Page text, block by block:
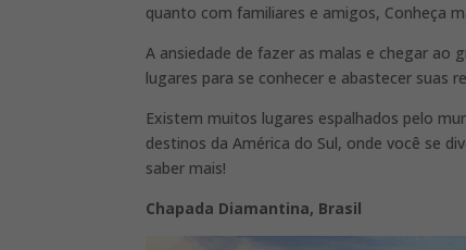
quanto com familiares e amigos, Conheça
A ansiedade de fazer as malas e chegar ao
lugares para se conhecer e abastecer suas
Existem muitos lugares espalhados pelo
destinos da América do Sul, onde você se
saber mais!
Chapada Diamantina, Brasil